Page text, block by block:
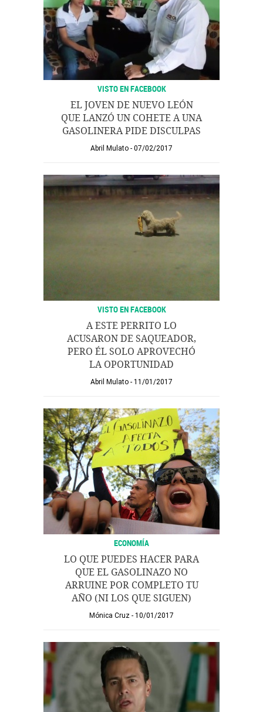
VISTO EN FACEBOOK
EL JOVEN DE NUEVO LEÓN
QUE LANZÓ UN COHETE A UNA
GASOLINERA PIDE DISCULPAS
Abril Mulato 07/02/2017
VISTO EN FACEBOOK
A ESTE PERRITO LO
ACUSARON DE SAQUEADOR,
PERO ÉL SOLO APROVECHÓ
LA OPORTUNIDAD
Abril Mulato 11/01/2017
ECONOMÍA
LO QUE PUEDES HACER PARA
QUE EL GASOLINAZO NO
ARRUINE POR COMPLETO TU
AÑO (NI LOS QUE SIGUEN)
Mónica Cruz 10/01/2017